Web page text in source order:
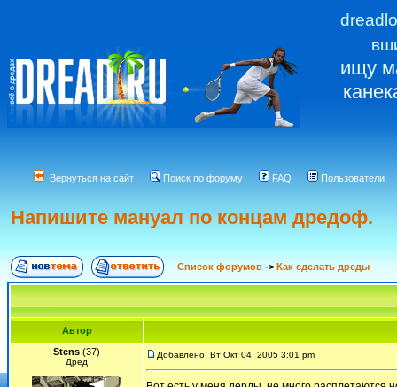
ищу
Вернуться на сайт Поиск по форуму FAQ Пользователи
Напишите мануал по концам дредоф.
Список форумов -> Как сделать дреды
Автор
Stens(37)
Дред
Добавлено: Вт Окт 04, 2005 3:01 pm